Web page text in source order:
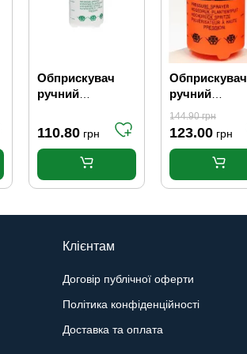
Обприскувач
ручний
110.80 грн
Обприскувач
ручний
помповий 3л
144.90грн
123.00 грн
Клієнтам
Договір публічної оферти
Політика конфіденційності
Доставка та оплата